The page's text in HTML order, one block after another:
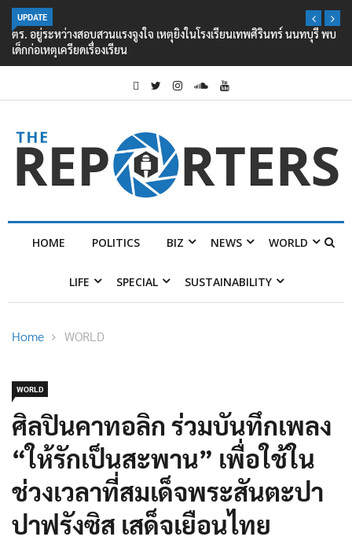
UPDATE
ตร. อยู่ระหว่างสอบสวนแรงจูงใจ เหตุยิงในโรงเรียนเทพศิรินทร์ นนทบุรี พบ
เด็กก่อเหตุเครียดเรื่องเรียน
HOME POLITICS BIZ NEWS WORLD
LIFE SPECIAL SUSTAINABILITY
Home WORLD
WORLD
ศิลปินคาทอลิก ร่วมบันทึกเพลง
“ให้รักเป็นสะพาน” เพื่อใช้ใน
ช่วงเวลาที่สมเด็จพระสันตะปา
ปาฟรังซิส เสด็จเยือนไทย